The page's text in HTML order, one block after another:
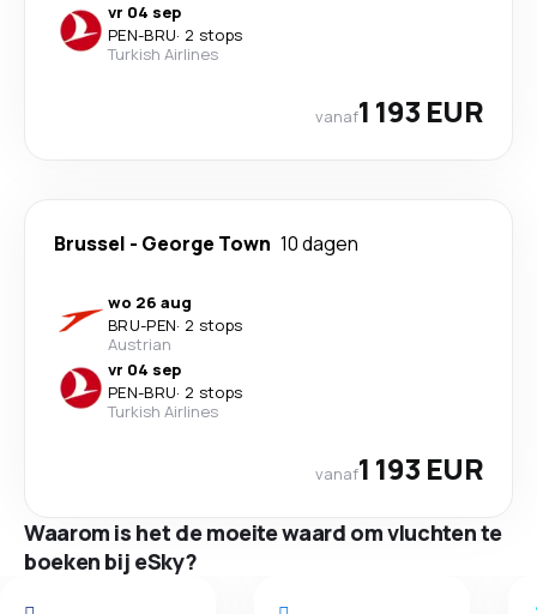
vr 04 sep
PEN-BRU· 2 stops
Turkish Airlines
vanaf1 193 EUR
Brussel - George Town 10 dagen
wo 26 aug
BRU-PEN· 2 stops
Austrian
vr 04 sep
PEN-BRU· 2 stops
Turkish Airlines
vanaf1 193 EUR
Waarom is het de moeite waard om vluchten te
boeken bij eSky?